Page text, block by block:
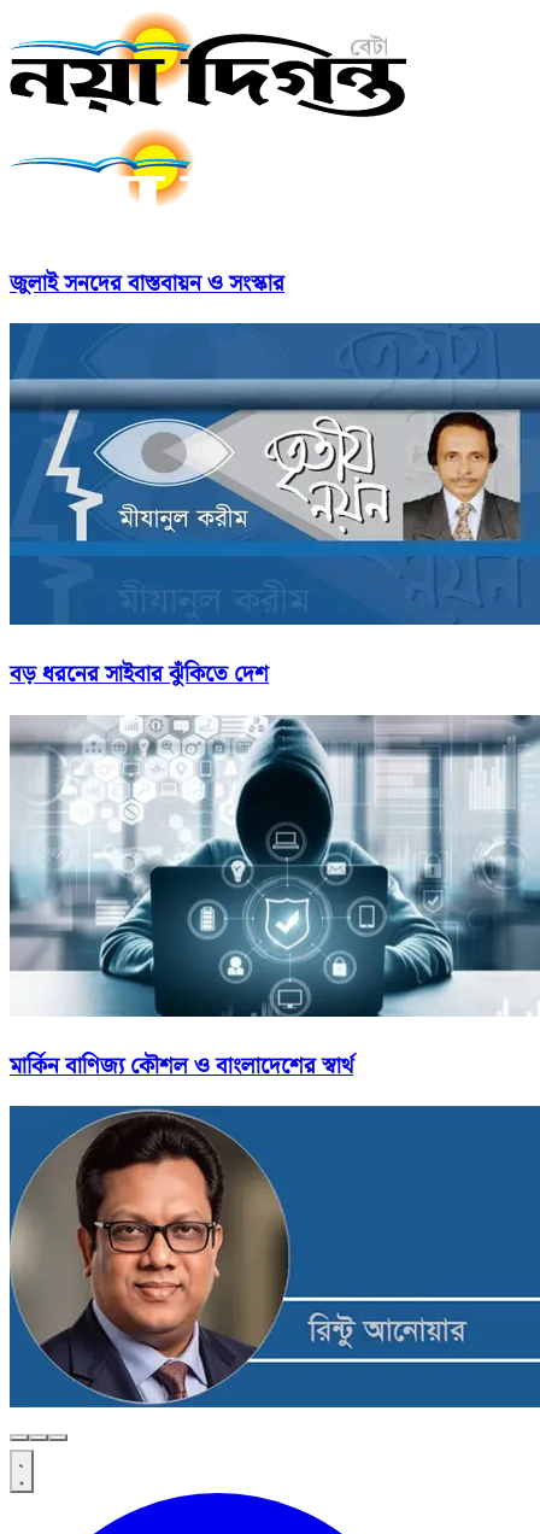
জুলাই সনদের বাস্তবায়ন ও সংস্কার
বড় ধরনের সাইবার ঝুঁকিতে দেশ
মার্কিন বাণিজ্য কৌশল ও বাংলাদেশের স্বার্থ